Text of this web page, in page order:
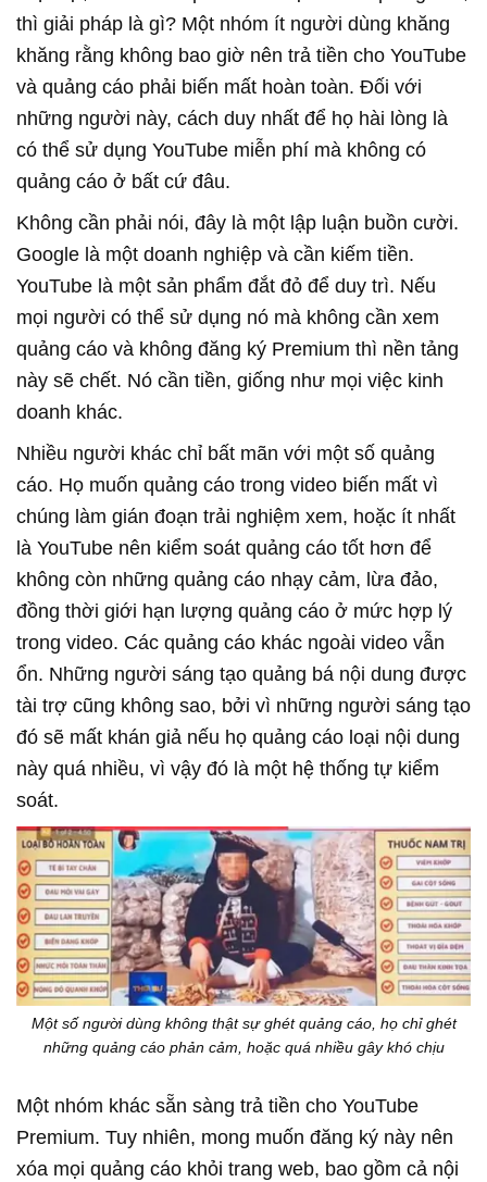
thì giải pháp là gì? Một nhóm ít người dùng khăng
khăng rằng không bao giờ nên trả tiền cho YouTube
và quảng cáo phải biến mất hoàn toàn. Đối với
những người này, cách duy nhất để họ hài lòng là
có thể sử dụng YouTube miễn phí mà không có
quảng cáo ở bất cứ đâu.
Không cần phải nói, đây là một lập luận buồn cười.
Google là một doanh nghiệp và cần kiếm tiền.
YouTube là một sản phẩm đắt đỏ để duy trì. Nếu
mọi người có thể sử dụng nó mà không cần xem
quảng cáo và không đăng ký Premium thì nền tảng
này sẽ chết. Nó cần tiền, giống như mọi việc kinh
doanh khác.
Nhiều người khác chỉ bất mãn với một số quảng
cáo. Họ muốn quảng cáo trong video biến mất vì
chúng làm gián đoạn trải nghiệm xem, hoặc ít nhất
là YouTube nên kiểm soát quảng cáo tốt hơn để
không còn những quảng cáo nhạy cảm, lừa đảo,
đồng thời giới hạn lượng quảng cáo ở mức hợp lý
trong video. Các quảng cáo khác ngoài video vẫn
ổn. Những người sáng tạo quảng bá nội dung được
tài trợ cũng không sao, bởi vì những người sáng tạo
đó sẽ mất khán giả nếu họ quảng cáo loại nội dung
này quá nhiều, vì vậy đó là một hệ thống tự kiểm
soát.
Một số người dùng không thật sự ghét quảng cáo, họ chỉ ghét
những quảng cáo phản cảm, hoặc quá nhiều gây khó chịu
Một nhóm khác sẵn sàng trả tiền cho YouTube
Premium. Tuy nhiên, mong muốn đăng ký này nên
xóa mọi quảng cáo khỏi trang web, bao gồm cả nội